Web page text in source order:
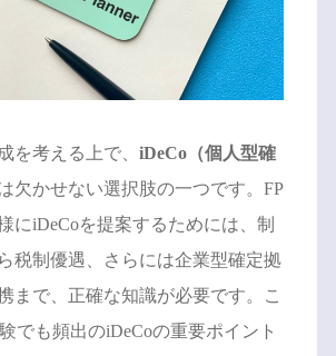
を考える上で、 iDeCo（個人型確
欠かせない選択肢の一つです。FP
にiDeCoを提案するためには、制
税制優遇、さらには企業型確定拠
まで、正確な知識が必要です。こ
でも頻出のiDeCoの重要ポイント